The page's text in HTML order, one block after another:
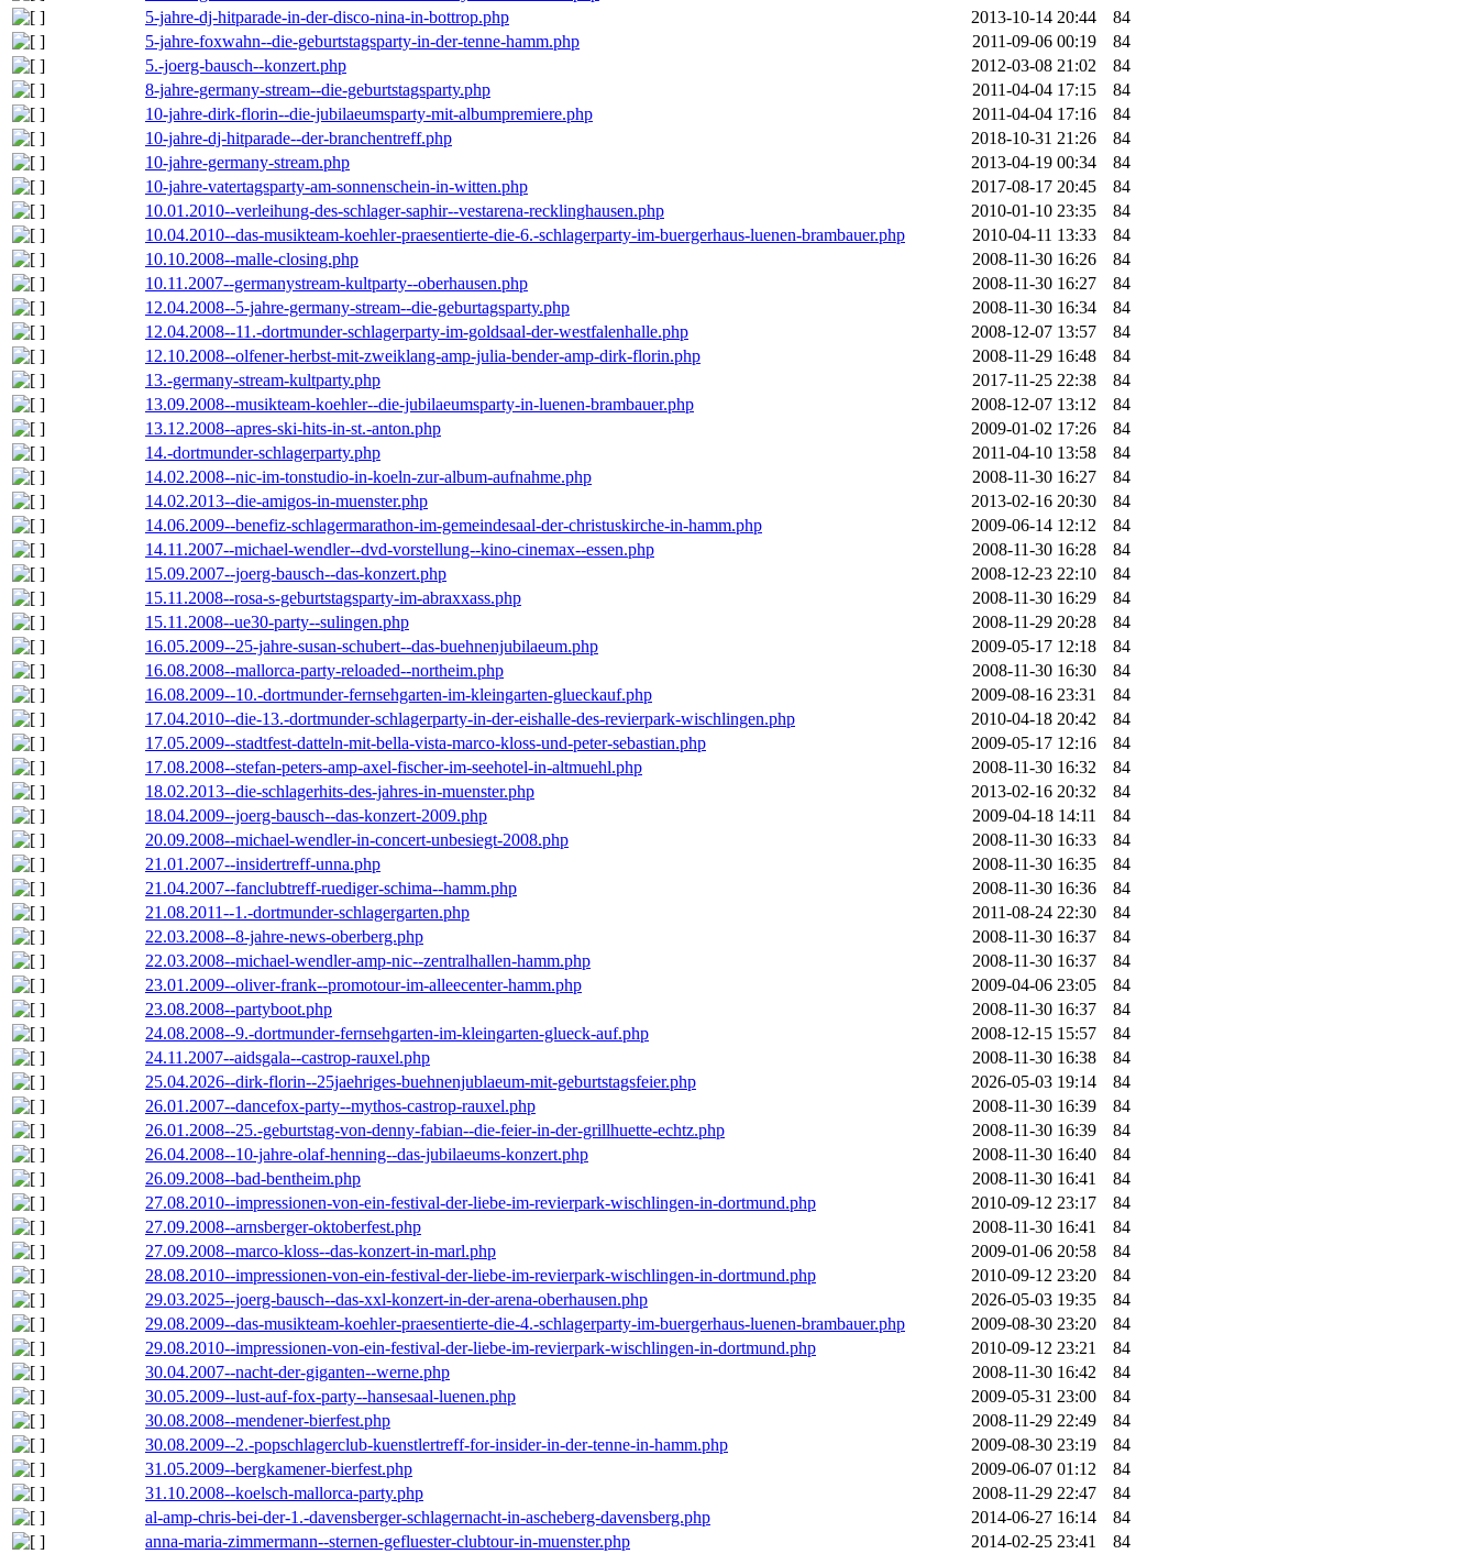
5-jahre-dj-hitparade-in-der-disco-nina-in-bottrop.php
2013-10-14 20:44
84
5-jahre-foxwahn--die-geburtstagsparty-in-der-tenne-hamm.php
2011-09-06 00:19
84
5.-joerg-bausch--konzert.php
2012-03-08 21:02
84
8-jahre-germany-stream--die-geburtstagsparty.php
2011-04-04 17:15
84
10-jahre-dirk-florin--die-jubilaeumsparty-mit-albumpremiere.php
2011-04-04 17:16
84
10-jahre-dj-hitparade--der-branchentreff.php
2018-10-31 21:26
84
10-jahre-germany-stream.php
2013-04-19 00:34
84
10-jahre-vatertagsparty-am-sonnenschein-in-witten.php
2017-08-17 20:45
84
10.01.2010--verleihung-des-schlager-saphir--vestarena-recklinghausen.php
2010-01-10 23:35
84
10.04.2010--das-musikteam-koehler-praesentierte-die-6.-schlagerparty-im-buergerhaus-luenen-brambauer.php
2010-04-11 13:33
84
10.10.2008--malle-closing.php
2008-11-30 16:26
84
10.11.2007--germanystream-kultparty--oberhausen.php
2008-11-30 16:27
84
12.04.2008--5-jahre-germany-stream--die-geburtagsparty.php
2008-11-30 16:34
84
12.04.2008--11.-dortmunder-schlagerparty-im-goldsaal-der-westfalenhalle.php
2008-12-07 13:57
84
12.10.2008--olfener-herbst-mit-zweiklang-amp-julia-bender-amp-dirk-florin.php
2008-11-29 16:48
84
13.-germany-stream-kultparty.php
2017-11-25 22:38
84
13.09.2008--musikteam-koehler--die-jubilaeumsparty-in-luenen-brambauer.php
2008-12-07 13:12
84
13.12.2008--apres-ski-hits-in-st.-anton.php
2009-01-02 17:26
84
14.-dortmunder-schlagerparty.php
2011-04-10 13:58
84
14.02.2008--nic-im-tonstudio-in-koeln-zur-album-aufnahme.php
2008-11-30 16:27
84
14.02.2013--die-amigos-in-muenster.php
2013-02-16 20:30
84
14.06.2009--benefiz-schlagermarathon-im-gemeindesaal-der-christuskirche-in-hamm.php
2009-06-14 12:12
84
14.11.2007--michael-wendler--dvd-vorstellung--kino-cinemax--essen.php
2008-11-30 16:28
84
15.09.2007--joerg-bausch--das-konzert.php
2008-12-23 22:10
84
15.11.2008--rosa-s-geburtstagsparty-im-abraxxass.php
2008-11-30 16:29
84
15.11.2008--ue30-party--sulingen.php
2008-11-29 20:28
84
16.05.2009--25-jahre-susan-schubert--das-buehnenjubilaeum.php
2009-05-17 12:18
84
16.08.2008--mallorca-party-reloaded--northeim.php
2008-11-30 16:30
84
16.08.2009--10.-dortmunder-fernsehgarten-im-kleingarten-glueckauf.php
2009-08-16 23:31
84
17.04.2010--die-13.-dortmunder-schlagerparty-in-der-eishalle-des-revierpark-wischlingen.php
2010-04-18 20:42
84
17.05.2009--stadtfest-datteln-mit-bella-vista-marco-kloss-und-peter-sebastian.php
2009-05-17 12:16
84
17.08.2008--stefan-peters-amp-axel-fischer-im-seehotel-in-altmuehl.php
2008-11-30 16:32
84
18.02.2013--die-schlagerhits-des-jahres-in-muenster.php
2013-02-16 20:32
84
18.04.2009--joerg-bausch--das-konzert-2009.php
2009-04-18 14:11
84
20.09.2008--michael-wendler-in-concert-unbesiegt-2008.php
2008-11-30 16:33
84
21.01.2007--insidertreff-unna.php
2008-11-30 16:35
84
21.04.2007--fanclubtreff-ruediger-schima--hamm.php
2008-11-30 16:36
84
21.08.2011--1.-dortmunder-schlagergarten.php
2011-08-24 22:30
84
22.03.2008--8-jahre-news-oberberg.php
2008-11-30 16:37
84
22.03.2008--michael-wendler-amp-nic--zentralhallen-hamm.php
2008-11-30 16:37
84
23.01.2009--oliver-frank--promotour-im-alleecenter-hamm.php
2009-04-06 23:05
84
23.08.2008--partyboot.php
2008-11-30 16:37
84
24.08.2008--9.-dortmunder-fernsehgarten-im-kleingarten-glueck-auf.php
2008-12-15 15:57
84
24.11.2007--aidsgala--castrop-rauxel.php
2008-11-30 16:38
84
25.04.2026--dirk-florin--25jaehriges-buehnenjublaeum-mit-geburtstagsfeier.php
2026-05-03 19:14
84
26.01.2007--dancefox-party--mythos-castrop-rauxel.php
2008-11-30 16:39
84
26.01.2008--25.-geburtstag-von-denny-fabian--die-feier-in-der-grillhuette-echtz.php
2008-11-30 16:39
84
26.04.2008--10-jahre-olaf-henning--das-jubilaeums-konzert.php
2008-11-30 16:40
84
26.09.2008--bad-bentheim.php
2008-11-30 16:41
84
27.08.2010--impressionen-von-ein-festival-der-liebe-im-revierpark-wischlingen-in-dortmund.php
2010-09-12 23:17
84
27.09.2008--arnsberger-oktoberfest.php
2008-11-30 16:41
84
27.09.2008--marco-kloss--das-konzert-in-marl.php
2009-01-06 20:58
84
28.08.2010--impressionen-von-ein-festival-der-liebe-im-revierpark-wischlingen-in-dortmund.php
2010-09-12 23:20
84
29.03.2025--joerg-bausch--das-xxl-konzert-in-der-arena-oberhausen.php
2026-05-03 19:35
84
29.08.2009--das-musikteam-koehler-praesentierte-die-4.-schlagerparty-im-buergerhaus-luenen-brambauer.php
2009-08-30 23:20
84
29.08.2010--impressionen-von-ein-festival-der-liebe-im-revierpark-wischlingen-in-dortmund.php
2010-09-12 23:21
84
30.04.2007--nacht-der-giganten--werne.php
2008-11-30 16:42
84
30.05.2009--lust-auf-fox-party--hansesaal-luenen.php
2009-05-31 23:00
84
30.08.2008--mendener-bierfest.php
2008-11-29 22:49
84
30.08.2009--2.-popschlagerclub-kuenstlertreff-for-insider-in-der-tenne-in-hamm.php
2009-08-30 23:19
84
31.05.2009--bergkamener-bierfest.php
2009-06-07 01:12
84
31.10.2008--koelsch-mallorca-party.php
2008-11-29 22:47
84
al-amp-chris-bei-der-1.-davensberger-schlagernacht-in-ascheberg-davensberg.php
2014-06-27 16:14
84
anna-maria-zimmermann--sternen-gefluester-clubtour-in-muenster.php
2014-02-25 23:41
84